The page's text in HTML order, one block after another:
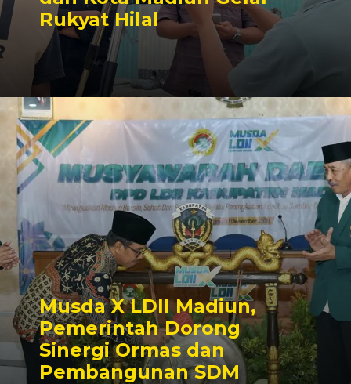
Rukyat Hilal
Musda X LDII Madiun,
Pemerintah Dorong
Sinergi Ormas dan
Pembangunan SDM